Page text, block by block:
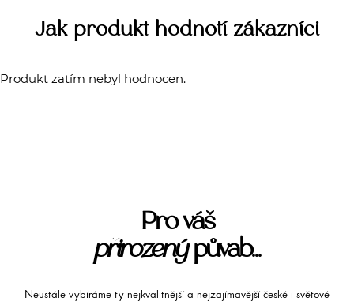
Jak produkt hodnotí zákazníci
Produkt zatím nebyl hodnocen.
Pro váš
přirozenýpůvab...
Neustále vybíráme ty nejkvalitnější a nejzajímavější české i světové